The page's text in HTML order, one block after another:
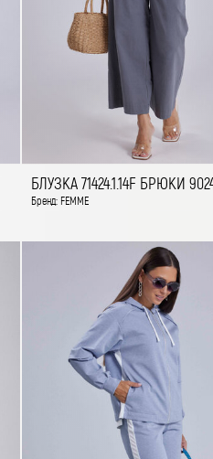
БЛУЗКА 71424.1.14F БРЮКИ
Бренд: FEMME